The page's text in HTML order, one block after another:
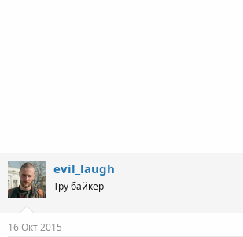
evil_laugh
Тру байкер
16 Окт 2015